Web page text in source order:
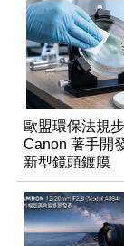
歐盟環保法規
Canon 著手開
新型鏡頭鍍膜